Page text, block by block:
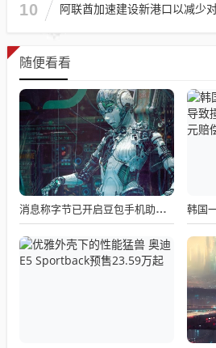
10 阿联酋加速建设新港口以减少
随便看看
消息称字节已开启豆包手机助手正式版项目，新机预计Q2发布